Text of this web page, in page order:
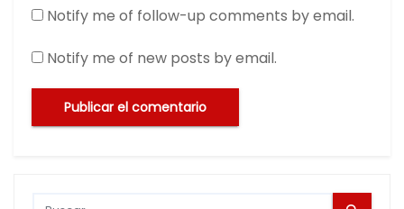
Notify me of follow-up comments by email.
Notify me of new posts by email.